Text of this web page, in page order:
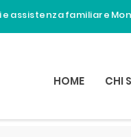
assistenza familiare
HOME CHI